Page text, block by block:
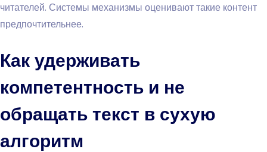
читателей. Системы механизмы оценивают такие контент
предпочтительнее.
Как удерживать
компетентность и не
обращать текст в сухую
алгоритм